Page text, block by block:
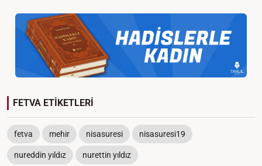
FETVA ETİKETLERİ
fetva mehir nisasuresi nisasuresi19
nureddin yıldız nurettin yıldız